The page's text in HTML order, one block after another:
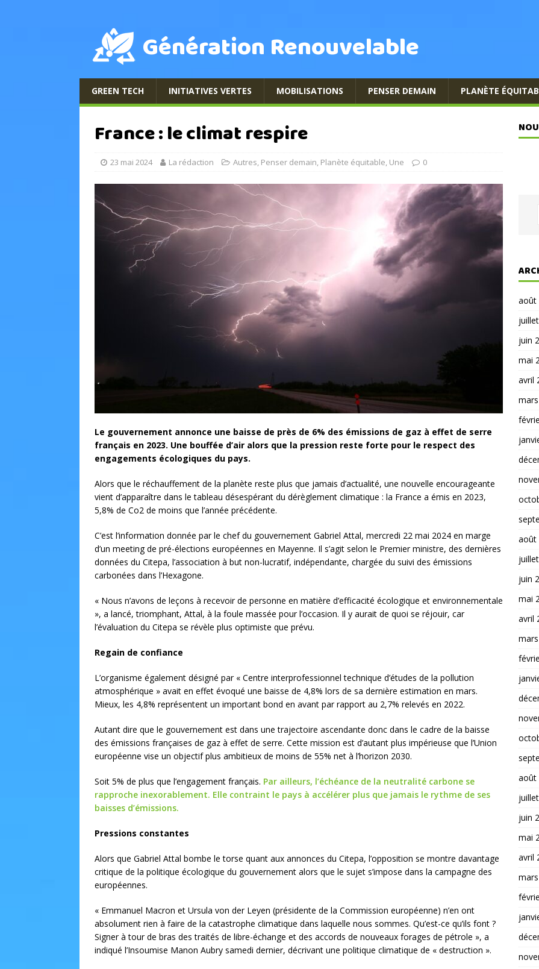
Génération Renouvelable
GREEN TECH INITIATIVES VERTES MOBILISATIONS PENSER DEMAIN PLANÈTE
France : le climat respire
23 mai 2024 La rédaction Autres, Penser demain, Planète équitable, Une 0
Le gouvernement annonce une baisse de près de 6% des émissions de gaz à effet de serre
français en 2023. Une bouffée d’air alors que la pression reste forte pour le respect des
engagements écologiques du pays.
Alors que le réchauffement de la planète reste plus que jamais d’actualité, une nouvelle encourageante
vient d’apparaître dans le tableau désespérant du dérèglement climatique : la France a émis en 2023,
5,8% de Co2 de moins que l’année précédente.
C’est l’information donnée par le chef du gouvernement Gabriel Attal, mercredi 22 mai 2024 en marge
d’un meeting de pré-élections européennes en Mayenne. Il s’agit selon le Premier ministre, des dernières
données du Citepa, l’association à but non-lucratif, indépendante, chargée du suivi des émissions
carbonées dans l’Hexagone.
« Nous n’avons de leçons à recevoir de personne en matière d’efficacité écologique et environnementale
», a lancé, triomphant, Attal, à la foule massée pour l’occasion. Il y aurait de quoi se réjouir, car
l’évaluation du Citepa se révèle plus optimiste que prévu.
Regain de confiance
L’organisme également désigné par « Centre interprofessionnel technique d’études de la pollution
atmosphérique » avait en effet évoqué une baisse de 4,8% lors de sa dernière estimation en mars.
Mieux, les 4,8% représentent un important bond en avant par rapport au 2,7% relevés en 2022.
Autant dire que le gouvernement est dans une trajectoire ascendante donc dans le cadre de la baisse
des émissions françaises de gaz à effet de serre. Cette mission est d’autant plus impérieuse que l’Union
européenne vise un objectif plus ambitieux de moins de 55% net à l’horizon 2030.
Soit 5% de plus que l’engagement français. Par ailleurs, l’échéance de la neutralité carbone se
rapproche inexorablement. Elle contraint le pays à accélérer plus que jamais le rythme de ses
baisses d’émissions.
Pressions constantes
Alors que Gabriel Attal bombe le torse quant aux annonces du Citepa, l’opposition se montre davantage
critique de la politique écologique du gouvernement alors que le sujet s’impose dans la campagne des
européennes.
« Emmanuel Macron et Ursula von der Leyen (présidente de la Commission européenne) n’en ont
absolument rien à faire de la catastrophe climatique dans laquelle nous sommes. Qu’est-ce qu’ils font ?
Signer à tour de bras des traités de libre-échange et des accords de nouveaux forages de pétrole », a
indiqué l’Insoumise Manon Aubry samedi dernier, décrivant une politique climatique de « destruction ».
août
juin
mai
avril
août
juin
mai
avril
août
juin
mai
avril